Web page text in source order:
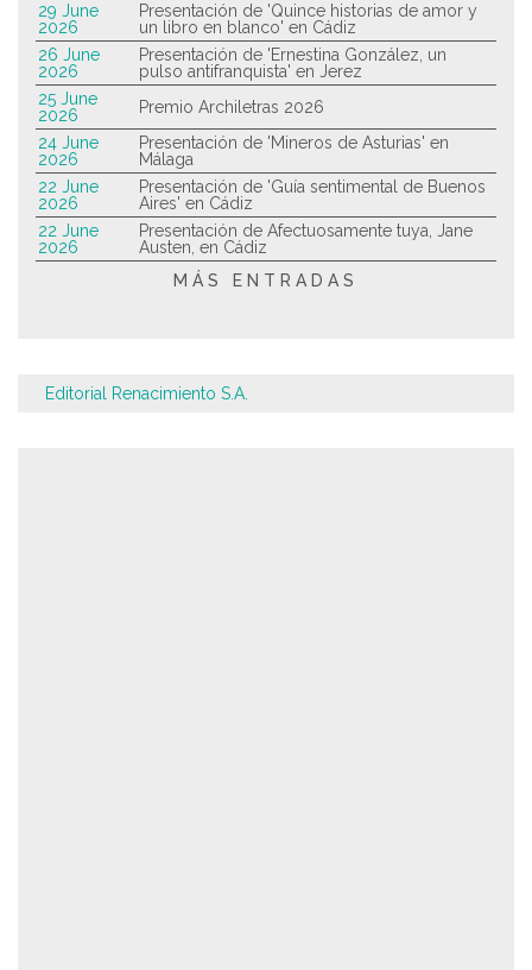
29 June
2026
Presentación de 'Quince historias de amor y
un libro en blanco' en Cádiz
26 June
2026
Presentación de 'Ernestina González, un
pulso antifranquista' en Jerez
25 June
2026
Premio Archiletras 2026
24 June
2026
Presentación de 'Mineros de Asturias' en
Málaga
22 June
2026
Presentación de 'Guía sentimental de Buenos
Aires' en Cádiz
22 June
2026
Presentación de Afectuosamente tuya, Jane
Austen, en Cádiz
MÁS ENTRADAS
Editorial Renacimiento S.A.